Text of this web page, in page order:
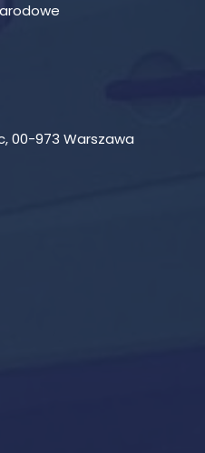
00-973 Warszawa